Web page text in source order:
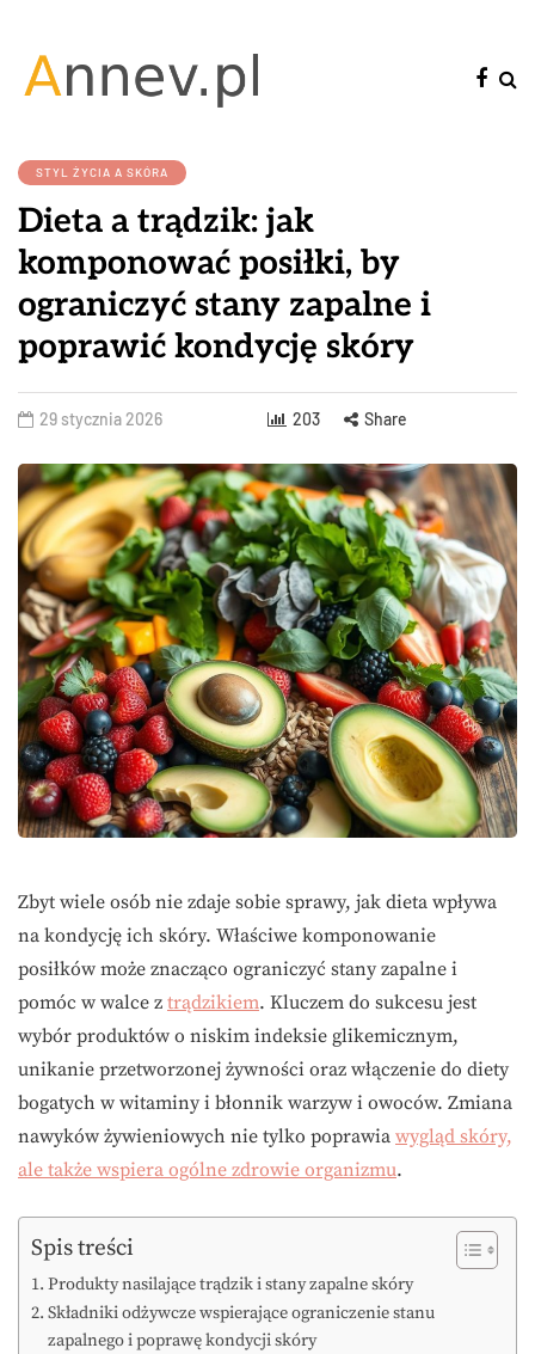
STYL ŻYCIA A SKÓRA
Dieta a trądzik: jak
komponować posiłki, by
ograniczyć stany zapalne i
poprawić kondycję skóry
29 stycznia 2026 203 Share
Zbyt wiele osób nie zdaje sobie sprawy, jak dieta wpływa
na kondycję ich skóry. Właściwe komponowanie
posiłków może znacząco ograniczyć stany zapalne i
pomóc w walce z trądzikiem. Kluczem do sukcesu jest
wybór produktów o niskim indeksie glikemicznym,
unikanie przetworzonej żywności oraz włączenie do diety
bogatych w witaminy i błonnik warzyw i owoców. Zmiana
nawyków żywieniowych nie tylko poprawia wygląd skóry,
ale także wspiera ogólne zdrowie organizmu.
Spis treści
Produkty nasilające trądzik i stany zapalne skóry
Składniki odżywcze wspierające ograniczenie stanu
zapalnego i poprawę kondycji skóry